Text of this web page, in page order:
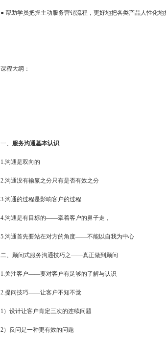
● 帮助学员把握主动服务营销流程，更好地把各类产品人性化地
课程大纲：
一、 服务沟通基本认识
1.沟通是双向的
2.沟通没有输赢之分只有是否有效之分
3.沟通的过程是影响客户的过程
4.沟通是有目标的——牵着客户的鼻子走，
5.沟通首先要站在对方的角度——不能以自我为中心
二、顾问式服务沟通技巧之——真正做到顾问
1.关注客户——要对客户有足够的了解与认识
2.提问技巧——让客户不知不觉
1）设计让客户肯定三次的连续问题
2）反问是一种更有效的问题